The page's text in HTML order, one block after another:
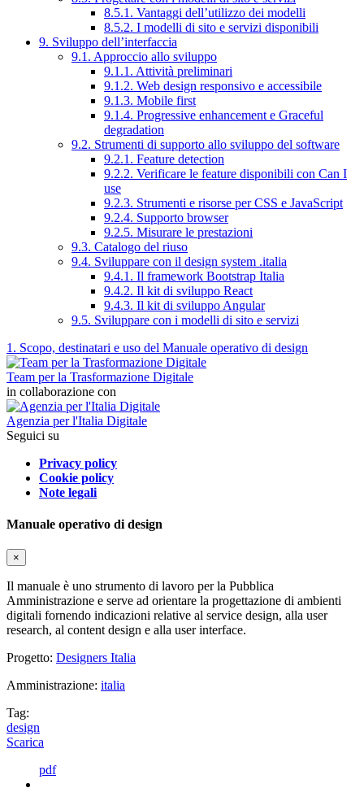
8.5.1. Vantaggi dell’utilizzo dei modelli
8.5.2. I modelli di sito e servizi disponibili
9. Sviluppo dell’interfaccia
9.1. Approccio allo sviluppo
9.1.1. Attività preliminari
9.1.2. Web design responsivo e accessibile
9.1.3. Mobile first
9.1.4. Progressive enhancement e Graceful
degradation
9.2. Strumenti di supporto allo sviluppo del software
9.2.1. Feature detection
9.2.2. Verificare le feature disponibili con Can I
use
9.2.3. Strumenti e risorse per CSS e JavaScript
9.2.4. Supporto browser
9.2.5. Misurare le prestazioni
9.3. Catalogo del riuso
9.4. Sviluppare con il design system .italia
9.4.1. Il framework Bootstrap Italia
9.4.2. Il kit di sviluppo React
9.4.3. Il kit di sviluppo Angular
9.5. Sviluppare con i modelli di sito e servizi
1. Scopo, destinatari e uso del Manuale operativo di design
Team per la Trasformazione Digitale
in collaborazione con
Agenzia per l'Italia Digitale
Seguici su
Privacy policy
Cookie policy
Note legali
Manuale operativo di design
×
Il manuale è uno strumento di lavoro per la Pubblica
Amministrazione e serve ad orientare la progettazione di ambienti
digitali fornendo indicazioni relative al service design, alla user
research, al content design e alla user interface.
Progetto: Designers Italia
Amministrazione: italia
Tag:
design
Scarica
pdf